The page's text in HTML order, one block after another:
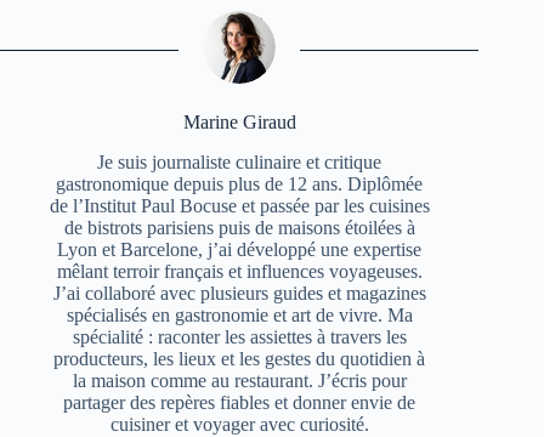
Marine Giraud
Je suis journaliste culinaire et critique
gastronomique depuis plus de 12 ans. Diplômée
de l’Institut Paul Bocuse et passée par les cuisines
de bistrots parisiens puis de maisons étoilées à
Lyon et Barcelone, j’ai développé une expertise
mêlant terroir français et influences voyageuses.
J’ai collaboré avec plusieurs guides et magazines
spécialisés en gastronomie et art de vivre. Ma
spécialité : raconter les assiettes à travers les
producteurs, les lieux et les gestes du quotidien à
la maison comme au restaurant. J’écris pour
partager des repères fiables et donner envie de
cuisiner et voyager avec curiosité.